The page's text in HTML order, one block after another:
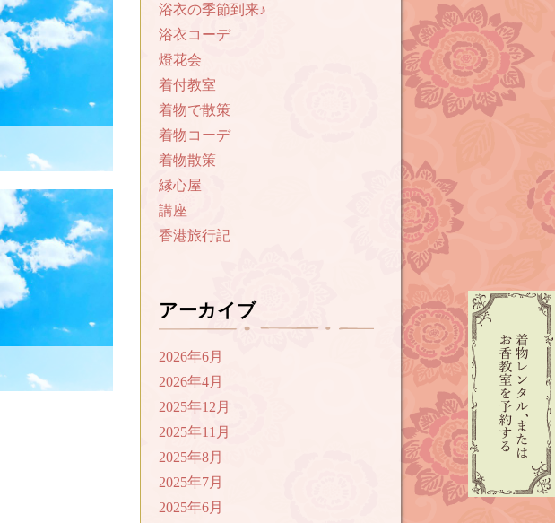
浴衣の季節到来♪
浴衣コーデ
燈花会
着付教室
着物で散策
着物コーデ
着物散策
縁心屋
講座
香港旅行記
アーカイブ
2026年6月
2026年4月
2025年12月
2025年11月
2025年8月
2025年7月
2025年6月